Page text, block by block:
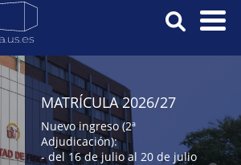
MATRÍCULA 2026/27
Nuevo ingreso (2ª
Adjudicación):
- del 16 de julio al 20 de julio